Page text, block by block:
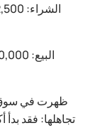
ظهرت في سوق
تجاهلها: فقد